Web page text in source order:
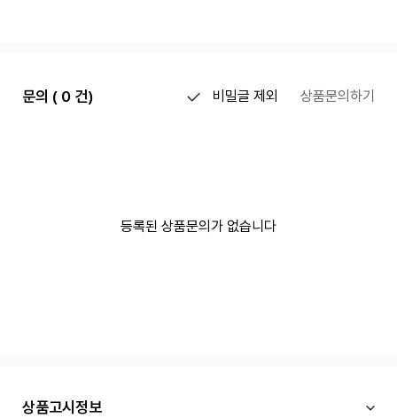
문의 ( 0 건) 비밀글 제외 상품문의하기
등록된 상품문의가 없습니다
상품고시정보